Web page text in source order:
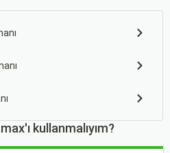
kullanmalıyım?